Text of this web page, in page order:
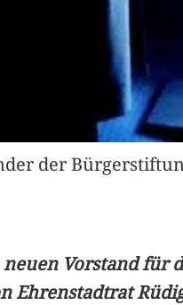
der
Vorstand für
Ehrenstadtrat